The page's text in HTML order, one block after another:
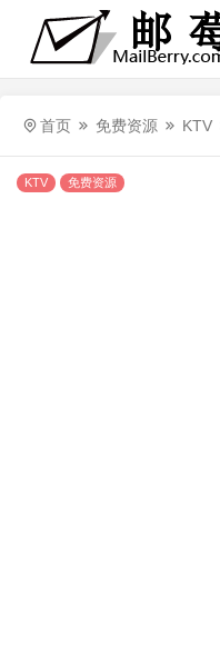
首页 免费资源 KTV
KTV 免费资源